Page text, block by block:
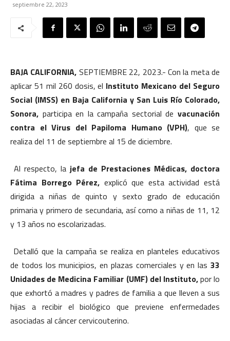
septiembre 22, 2023
BAJA CALIFORNIA, SEPTIEMBRE 22, 2023.- Con la meta de
aplicar 51 mil 260 dosis, el Instituto Mexicano del Seguro
Social (IMSS) en Baja California y San Luis Río Colorado,
Sonora, participa en la campaña sectorial de vacunación
contra el Virus del Papiloma Humano (VPH), que se
realiza del 11 de septiembre al 15 de diciembre.
Al respecto, la jefa de Prestaciones Médicas, doctora
Fátima Borrego Pérez, explicó que esta actividad está
dirigida a niñas de quinto y sexto grado de educación
primaria y primero de secundaria, así como a niñas de 11, 12
y 13 años no escolarizadas.
Detalló que la campaña se realiza en planteles educativos
de todos los municipios, en plazas comerciales y en las 33
Unidades de Medicina Familiar (UMF) del Instituto,por lo
que exhortó a madres y padres de familia a que lleven a sus
hijas a recibir el biológico que previene enfermedades
asociadas al cáncer cervicouterino.